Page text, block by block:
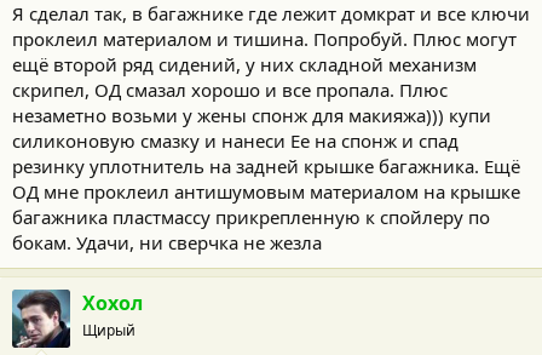
Я сделал так, в багажнике где лежит домкрат и все ключи
проклеил материалом и тишина. Попробуй. Плюс могут
ещё второй ряд сидений, у них складной механизм
скрипел, ОД смазал хорошо и все пропала. Плюс
незаметно возьми у жены спонж для макияжа))) купи
силиконовую смазку и нанеси Ее на спонж и спад
резинку уплотнитель на задней крышке багажника. Ещё
ОД мне проклеил антишумовым материалом на крышке
багажника пластмассу прикрепленную к спойлеру по
бокам. Удачи, ни сверчка не жезла
Хохол
Щирый